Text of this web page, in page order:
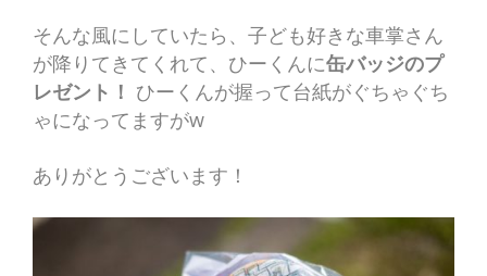
そんな風にしていたら、子ども好きな車掌さん
が降りてきてくれて、ひーくんに缶バッジのプ
レゼント！ ひーくんが握って台紙がぐちゃぐち
ゃになってますがw
ありがとうございます！